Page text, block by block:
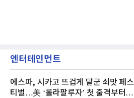
엔터테인먼트
에스파, 시카고 뜨겁게 달군 쇠맛 페스
티벌…美 ‘롤라팔루자’ 첫 출격부터